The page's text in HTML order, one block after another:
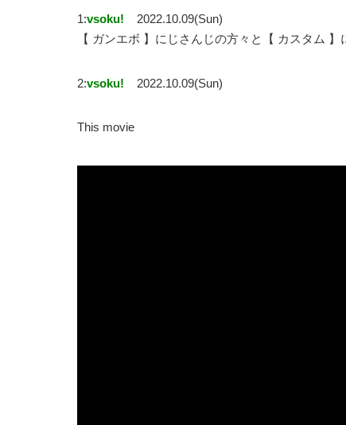
1:vsoku!
2022.10.09(Sun)
【 ガンエボ 】にじさんじの方々と【 カスタム 】
2:vsoku! 2022.10.09(Sun)
This movie